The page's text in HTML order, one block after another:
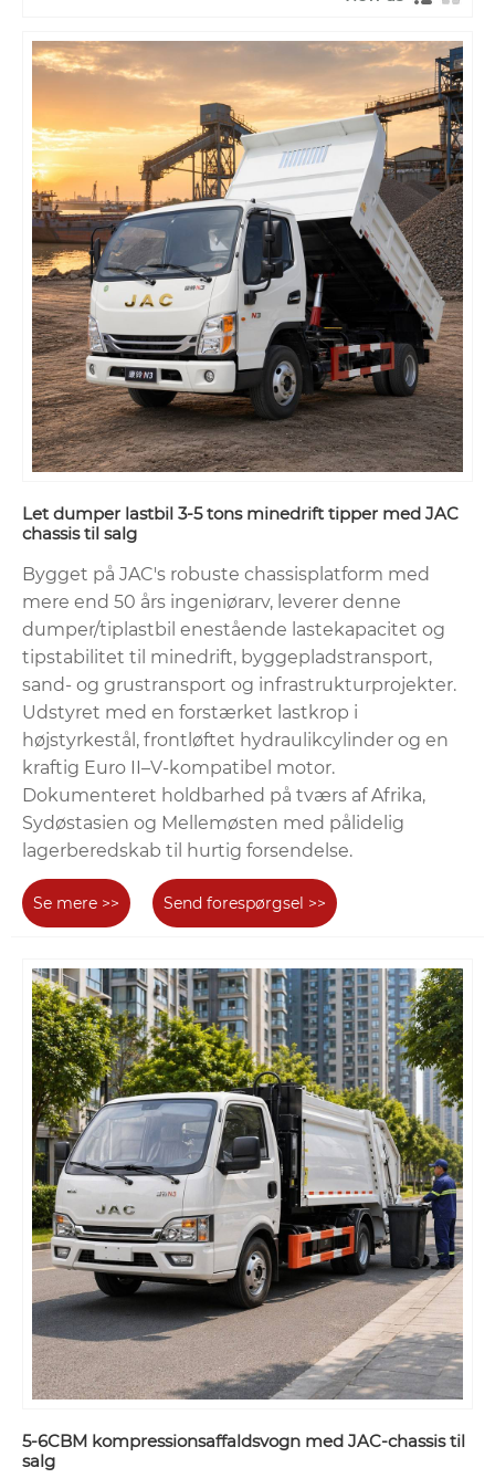
Let dumper lastbil 3-5 tons minedrift tipper med JAC
chassis til salg
Bygget på JAC's robuste chassisplatform med
mere end 50 års ingeniørarv, leverer denne
dumper/tiplastbil enestående lastekapacitet og
tipstabilitet til minedrift, byggepladstransport,
sand- og grustransport og infrastrukturprojekter.
Udstyret med en forstærket lastkrop i
højstyrkestål, frontløftet hydraulikcylinder og en
kraftig Euro II–V-kompatibel motor.
Dokumenteret holdbarhed på tværs af Afrika,
Sydøstasien og Mellemøsten med pålidelig
lagerberedskab til hurtig forsendelse.
Se mere >> Send forespørgsel >>
5-6CBM kompressionsaffaldsvogn med JAC-chassis til
salg